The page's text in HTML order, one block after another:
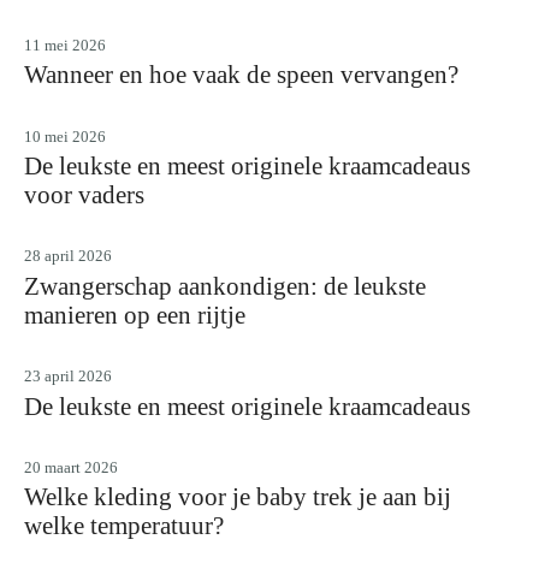
11 mei 2026
Wanneer en hoe vaak de speen vervangen?
10 mei 2026
De leukste en meest originele kraamcadeaus
voor vaders
28 april 2026
Zwangerschap aankondigen: de leukste
manieren op een rijtje
23 april 2026
De leukste en meest originele kraamcadeaus
20 maart 2026
Welke kleding voor je baby trek je aan bij
welke temperatuur?